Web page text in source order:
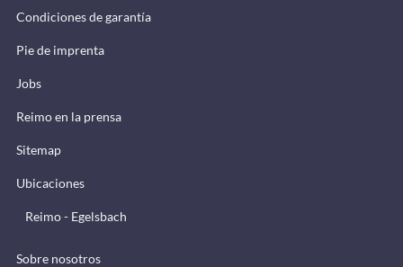
Condiciones de garantía
Pie de imprenta
Jobs
Reimo en la prensa
Sitemap
Ubicaciones
Reimo - Egelsbach
Sobre nosotros